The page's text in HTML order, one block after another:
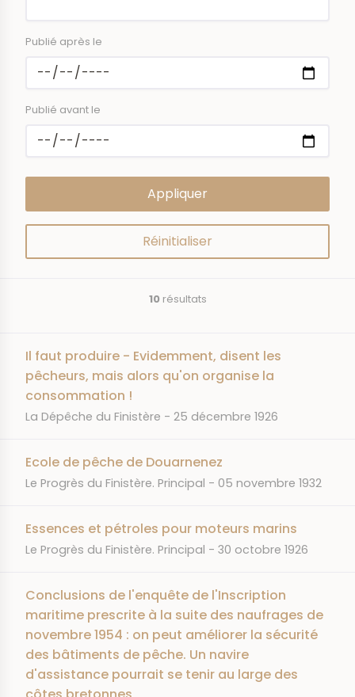
Publié après le
Publié avant le
10 résultats
Il faut produire - Evidemment, disent les
pêcheurs, mais alors qu'on organise la
consommation !
JOURNAL
La Dépêche du Finistère DATE
25 décembre 1926
Ecole de pêche de Douarnenez
JOURNAL
Le Progrès du Finistère. Principal DATE
05 novembre 1932
Essences et pétroles pour moteurs marins
JOURNAL
Le Progrès du Finistère. Principal DATE
30 octobre 1926
Conclusions de l'enquête de l'Inscription
maritime prescrite à la suite des naufrages de
novembre 1954 : on peut améliorer la sécurité
des bâtiments de pêche. Un navire
d'assistance pourrait se tenir au large des